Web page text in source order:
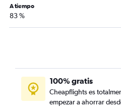
A tiempo
83 %
100% gratis
Cheapflights es
empezar a ahorrar